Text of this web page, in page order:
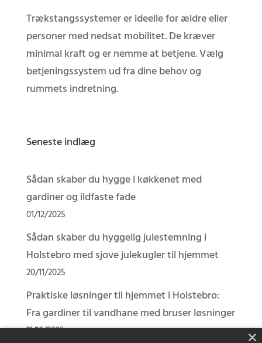
Trækstangssystemer er ideelle for ældre eller
personer med nedsat mobilitet. De kræver
minimal kraft og er nemme at betjene. Vælg
betjeningssystem ud fra dine behov og
rummets indretning.
Seneste indlæg
Sådan skaber du hygge i køkkenet med
gardiner og ildfaste fade
01/12/2025
Sådan skaber du hyggelig julestemning i
Holstebro med sjove julekugler til hjemmet
20/11/2025
Praktiske løsninger til hjemmet i Holstebro:
Fra gardiner til vandhane med bruser løsninger
11/10/2025 ×